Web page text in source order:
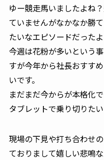
ゆー競走馬いましたよね
ていませんがなかなか勝
たいなエピソードだった
今週は花粉が多いという
すが今年から社長おすす
いです。
まだまだ今からが本格化
タブレットで乗り切りたい
現場の下見や打ち合わせ
ておりまして嬉しい悲鳴な